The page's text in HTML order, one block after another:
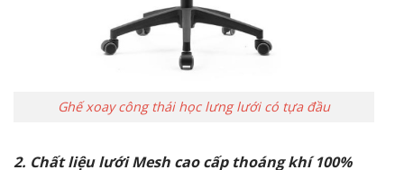
Ghế xoay công thái học lưng lưới có tựa đầu
2. Chất liệu lưới Mesh cao cấp thoáng khí 100%